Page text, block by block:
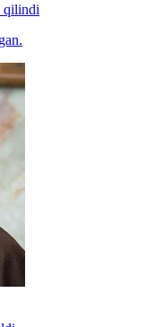
qilindi